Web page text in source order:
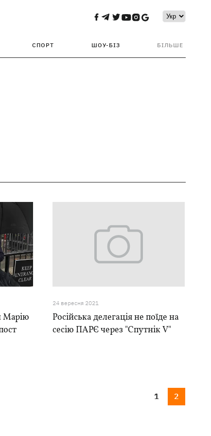
СПОРТ ШОУ-БІЗ БІЛЬШЕ
Марію
24 вересня 2021
Російська делегація не поїде на
сесію ПАРЄ через "Спутнік V"
1 2